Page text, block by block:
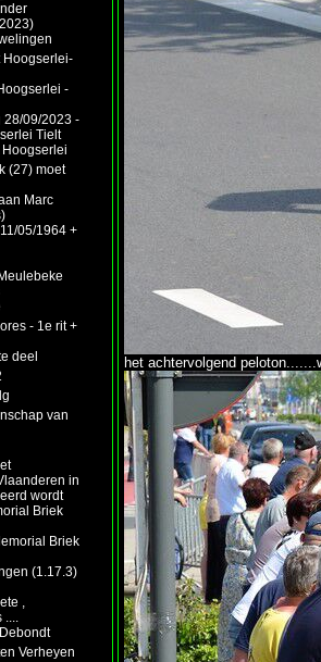
Hoogserlei-
-
28/09/2023 -
Tielt
(27) moet
Marc
05/1964 +
- 1e rit +
deel
van
in
wordt
Briek
Briek
(1.17.3)
,
Verheyen
het achtervolgend